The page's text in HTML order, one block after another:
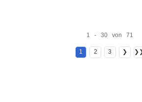
1 - 30 von 71
1 2 3 ❯